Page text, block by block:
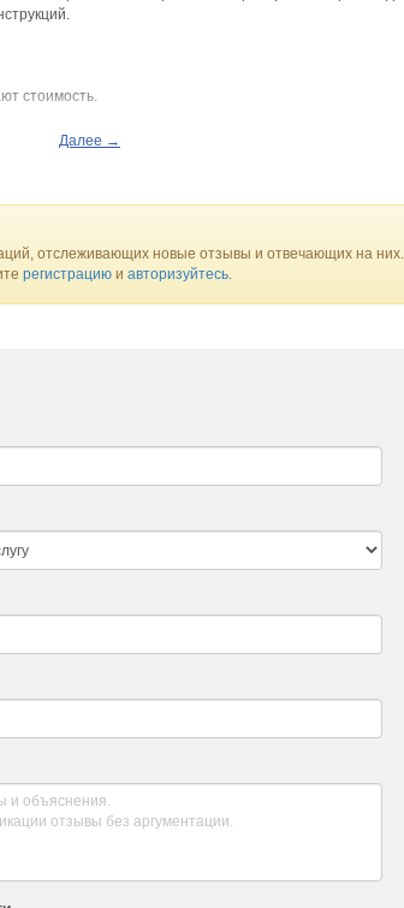
стоимость.
с гарантией качества.
решений.
Далее →
отслеживающих новые отзывы и отвечающих на них.
регистрацию и авторизуйтесь.